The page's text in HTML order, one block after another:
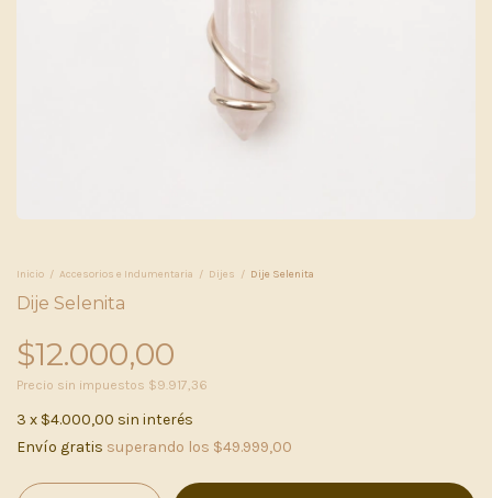
Inicio / Accesorios e Indumentaria / Dijes / Dije Selenita
Dije Selenita
$12.000,00
Precio sin impuestos $9.917,36
3 x $4.000,00 sin interés
Envío gratis superando los $49.999,00